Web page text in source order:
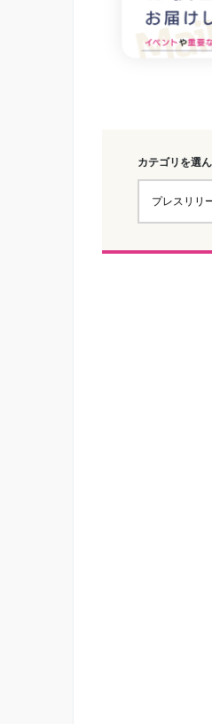
カテゴリを選
プレスリリ